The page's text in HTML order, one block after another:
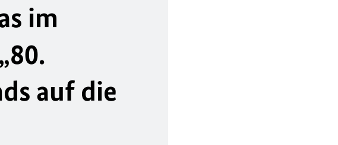
im
auf die